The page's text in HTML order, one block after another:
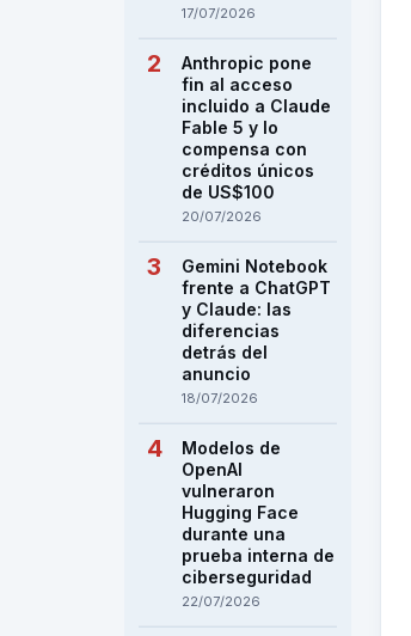
17/07/2026
Anthropic pone
fin al acceso
incluido a Claude
Fable 5 y lo
compensa con
créditos únicos
de US$100
20/07/2026
Gemini Notebook
frente a ChatGPT
y Claude: las
diferencias
detrás del
anuncio
18/07/2026
Modelos de
OpenAI
vulneraron
Hugging Face
durante una
prueba interna de
ciberseguridad
22/07/2026